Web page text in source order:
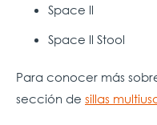
Space ll
Space ll Stool
Para conocer más
sección de sillas